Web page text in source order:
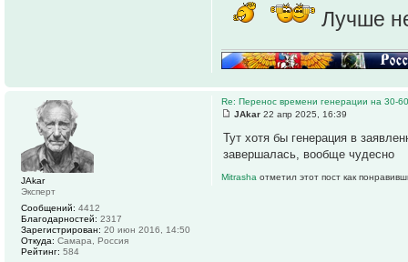
Лучше
Re: Перенос времени генерации на 30-
JAkar 22 апр 2025, 16:39
Тут хотя бы генерация в
завершалась, вообще чудесно
Mitrasha отметил этот пост как
JAkar
Эксперт
Сообщений: 4412
Благодарностей: 2317
Зарегистрирован: 20 июн 2016, 14:50
Откуда: Самара, Россия
Рейтинг: 584